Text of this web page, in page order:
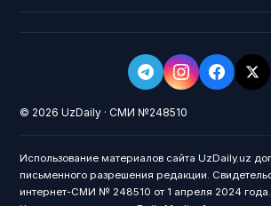
© 2026 UzDaily · СМИ №248510
Использование материалов сайта UzDaily.uz
письменного разрешения редакции.
интернет-СМИ № 248510 от 1 апреля 2024 года.